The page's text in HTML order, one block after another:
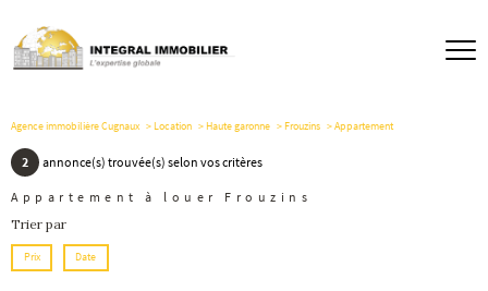
Agence immobilière Cugnaux Location Haute garonne Frouzins Appartement
2 annonce(s) trouvée(s) selon vos critères
Appartement à louer Frouzins
Trier par
Prix Date